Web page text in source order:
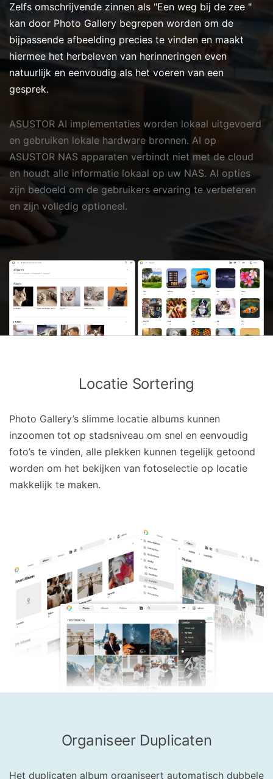
Zelfs omschrijvende zinnen als "Een weg bij de zee "
kan door Photo Gallery begrepen worden om de
bijpassende afbeelding precies te vinden en maakt
hiermee het herbeleven van herinneringen even
natuurlijk en eenvoudig als het voeren van een
gesprek.
ASUSTOR AI implementaties worden lokaal uitgevoerd
en gebruiken lokale hardware bronnen. AI op
ASUSTOR NAS apparaten verbindt niet met de cloud
en houdt alle informatie lokaal op uw NAS. AI opties
zijn bedoeld om de gebruikers ervaring te verbeteren
en zijn volledig optioneel.
Locatie Sortering
Photo Gallery’s slimme locatie albums kunnen
inzoomen tot op stadsniveau om snel en eenvoudig
foto’s te vinden, alle plekken kunnen tegelijk getoond
worden om het bekijken van fotoselectie op locatie
makkelijk te maken.
Organiseer Duplicaten
Het duplicaten album organiseert automatisch dubbele